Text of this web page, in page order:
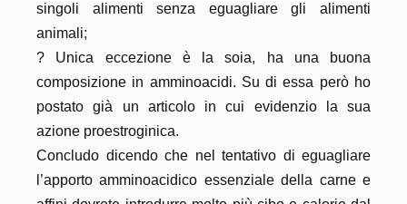
singoli alimenti senza eguagliare gli alimenti
animali;
? Unica eccezione è la soia, ha una buona
composizione in amminoacidi. Su di essa però ho
postato già un articolo in cui evidenzio la sua
azione proestroginica.
Concludo dicendo che nel tentativo di eguagliare
l’apporto amminoacidico essenziale della carne e